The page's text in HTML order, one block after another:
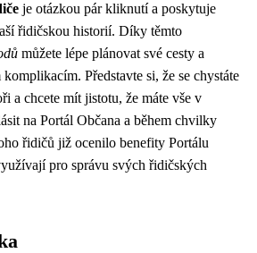
je otázkou pár kliknutí a poskytuje
řidičskou historií. Díky těmto
můžete lépe plánovat své cesty a
Představte si, že se chystáte
a chcete mít jistotu, že máte vše v
na Portál Občana a během chvilky
řidičů již ocenilo benefity Portálu
pro správu svých řidičských